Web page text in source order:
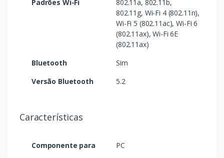
Padrões Wi-Fi
802.11a, 802.11b,
802.11g, Wi-Fi 4 (802.11n),
Wi-Fi 5 (802.11ac), Wi-Fi 6
(802.11ax), Wi-Fi 6E
(802.11ax)
Bluetooth
Sim
Versão Bluetooth
5.2
Características
Componente para
PC